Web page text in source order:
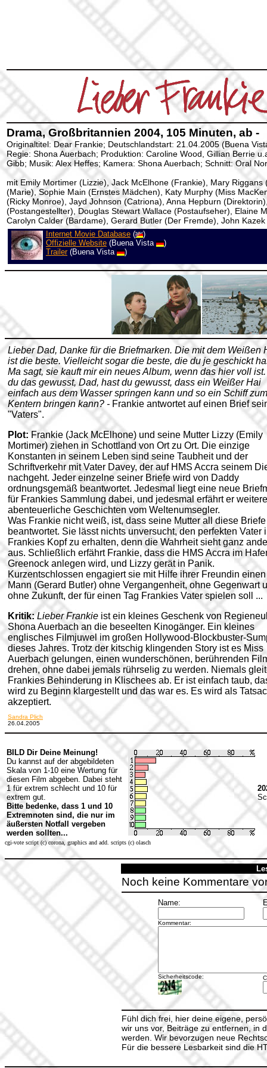
Drama, Großbritannien 2004, 105 Minuten, ab -
Originaltitel: Dear Frankie; Deutschlandstart: 21.04.2005 (Buena
Regie: Shona Auerbach; Produktion: Caroline Wood, Gillian Berrie
Gibb; Musik: Alex Heffes; Kamera: Shona Auerbach; Schnitt: Oral
mit Emily Mortimer (Lizzie), Jack McElhone (Frankie), Mary Riggans
(Marie), Sophie Main (Ernstes Mädchen), Katy Murphy (Miss
(Ricky Monroe), Jayd Johnson (Catriona), Anna Hepburn
(Postangestellter), Douglas Stewart Wallace (Postaufseher), Elaine
Carolyn Calder (Bardame), Gerard Butler (Der Fremde), John
Internet Movie Database (
)
Offizielle Website (Buena Vista
)
Trailer(Buena Vista )
Lieber Dad, Danke für die Briefmarken. Die mit dem Weißen
ist die beste. Vielleicht sogar die beste, die du je geschickt
Ma sagt, sie kauft mir ein neues Album, wenn das hier voll
du das gewusst, Dad, hast du gewusst, dass ein Weißer Hai
einfach aus dem Wasser springen kann und so ein Schiff zum
Kentern bringen kann? - Frankie antwortet auf einen Brief
"Vaters".
Plot: Frankie (Jack McElhone) und seine Mutter Lizzy (Emily
Mortimer) ziehen in Schottland von Ort zu Ort. Die einzige
Konstanten in seinem Leben sind seine Taubheit und der
Schriftverkehr mit Vater Davey, der auf HMS Accra seinem
nachgeht. Jeder einzelne seiner Briefe wird von Daddy
ordnungsgemäß beantwortet. Jedesmal liegt eine neue
für Frankies Sammlung dabei, und jedesmal erfährt er weitere
abenteuerliche Geschichten vom Weltenumsegler.
Was Frankie nicht weiß, ist, dass seine Mutter all diese Briefe
beantwortet. Sie lässt nichts unversucht, den perfekten Vater
Frankies Kopf zu erhalten, denn die Wahrheit sieht ganz
aus. Schließlich erfährt Frankie, dass die HMS Accra im
Greenock anlegen wird, und Lizzy gerät in Panik.
Kurzentschlossen engagiert sie mit Hilfe ihrer Freundin einen
Mann (Gerard Butler) ohne Vergangenheit, ohne Gegenwart
ohne Zukunft, der für einen Tag Frankies Vater spielen soll ...
Kritik: Lieber Frankie ist ein kleines Geschenk von
Shona Auerbach an die beseelten Kinogänger. Ein kleines
englisches Filmjuwel im großen Hollywood-Blockbuster-
dieses Jahres. Trotz der kitschig klingenden Story ist es Miss
Auerbach gelungen, einen wunderschönen, berührenden
drehen, ohne dabei jemals rührselig zu werden. Niemals
Frankies Behinderung in Klischees ab. Er ist einfach taub,
wird zu Beginn klargestellt und das war es. Es wird als
akzeptiert.
Sandra Plich
26.04.2005
BILD Dir Deine Meinung!
Du kannst auf der abgebildeten
Skala von 1-10 eine Wertung für
diesen Film abgeben. Dabei steht
1 für extrem schlecht und 10 für
extrem gut.
Bitte bedenke, dass 1 und 10
Extremnoten sind, die nur im
äußersten Notfall vergeben
werden sollten...
cgi-vote script (c) corona, graphics and add. scripts (c) olasch
Noch keine Kommentare
Name:
Kommentar:
Sicherheitscode:
Fühl dich frei, hier deine eigene,
wir uns vor, Beiträge zu entfernen, in
werden. Wir bevorzugen neue
Für die bessere Lesbarkeit sind die